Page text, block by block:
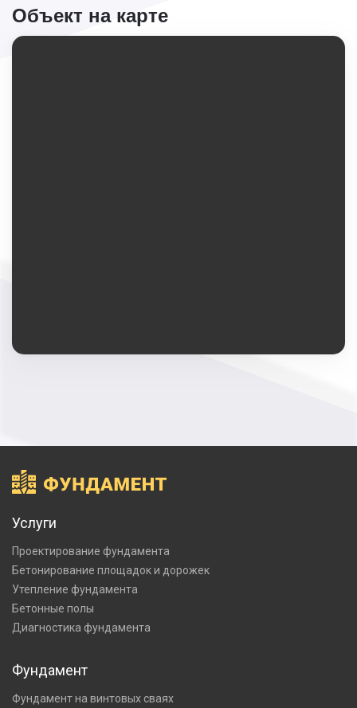
Объект на карте
Услуги
Проектирование фундамента
Бетонирование площадок и дорожек
Утепление фундамента
Бетонные полы
Диагностика фундамента
Фундамент
Фундамент на винтовых сваях